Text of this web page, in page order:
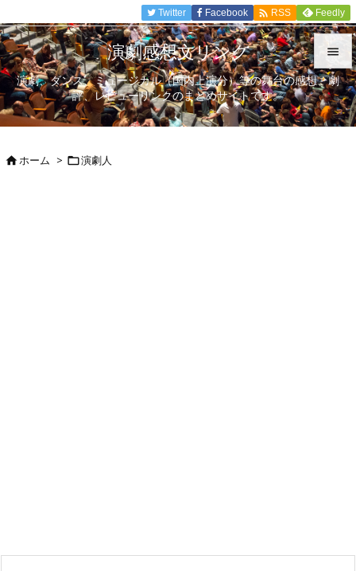


メニュ

Twitter Facebook  RSS Feedly
演劇感想文リンク
演劇、ダンス、ミュージカル（国内上演分）等の舞台の感想、劇
評、レビューリンクのまとめサイトです。
ホーム > 演劇人